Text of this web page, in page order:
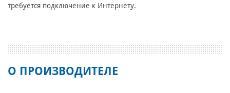
требуется подключение к Интернету.
О ПРОИЗВОДИТЕЛЕ